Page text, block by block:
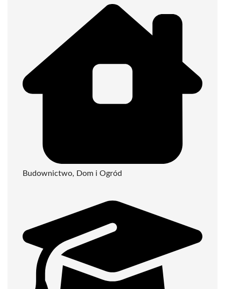
Budownictwo, Dom i Ogród